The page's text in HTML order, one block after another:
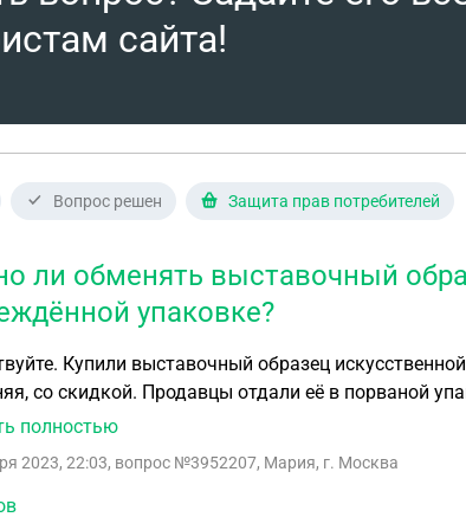
что изначально все споры решаются путем
сайта!
Вопрос решен Защита прав потребителей
ли обменять выставочный
упаковке?
Купили выставочный образец
скидкой. Продавцы отдали её в порваной упаковке. Дома поставили её, и она оказалась
у продавца на другую и получили отказ.
полностью
2023, 22:03, вопрос №3952207, Мария, г. Москва